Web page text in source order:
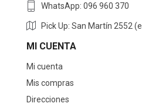
WhatsApp: 096 960 370
Pick Up: San Martín 2552
MI CUENTA
Mi cuenta
Mis compras
Direcciones